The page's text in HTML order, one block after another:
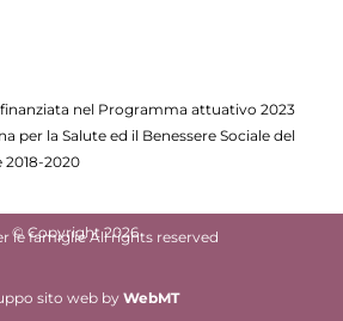
finanziata nel Programma attuativo 2023
per la Salute ed il Benessere Sociale del
2020
© Copyright 2026
le famiglie All rights reserved
sito web by WebMT